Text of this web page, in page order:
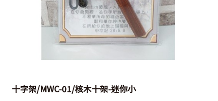
十字架/MWC-01/核木十架-迷你小